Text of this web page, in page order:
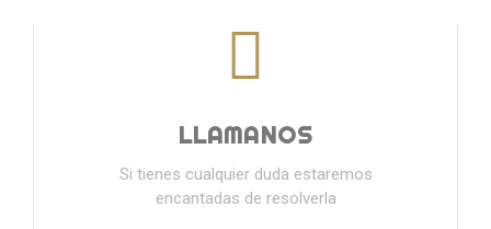
LLAMANOS
Si tienes cualquier duda estaremos
encantadas de resolverla